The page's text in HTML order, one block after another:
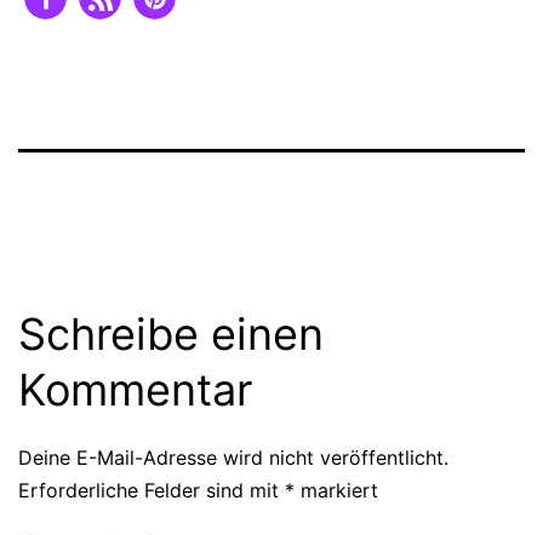
Schreibe einen
Kommentar
Deine E-Mail-Adresse wird nicht veröffentlicht.
Erforderliche Felder sind mit * markiert